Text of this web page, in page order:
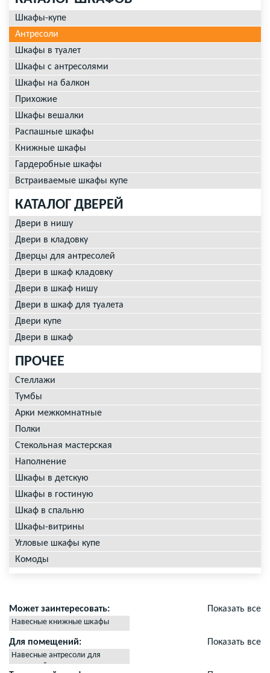
Шкафы-купе
Антресоли
Шкафы в туалет
Шкафы с антресолями
Шкафы на балкон
Прихожие
Шкафы вешалки
Распашные шкафы
Книжные шкафы
Гардеробные шкафы
Встраиваемые шкафы купе
КАТАЛОГ ДВЕРЕЙ
Двери в нишу
Двери в кладовку
Дверцы для антресолей
Двери в шкаф кладовку
Двери в шкаф нишу
Двери в шкаф для туалета
Двери купе
Двери в шкаф
ПРОЧЕЕ
Стеллажи
Тумбы
Арки межкомнатные
Полки
Стекольная мастерская
Наполнение
Шкафы в детскую
Шкафы в гостиную
Шкаф в спальню
Шкафы-витрины
Угловые шкафы купе
Комоды
Может заинтересовать:
Навесные книжные шкафы
полки
Антресоли для посуды
Антресоли в квартиру с
Показать все
Для помещений:
Навесные антресоли для
прихожей
Показать все